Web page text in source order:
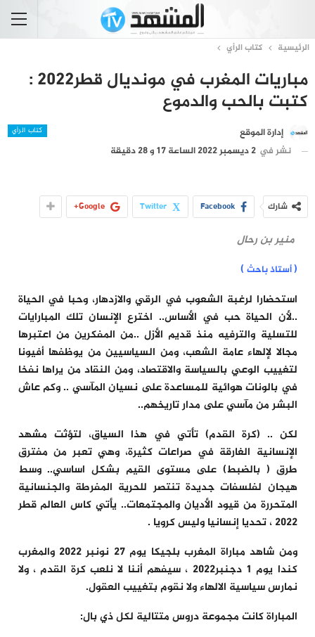
الرئيسية كتاب الرأي
مباريات المغرب في مونديال قطر2022 :
كتبت بالحب والدموع
كتاب الرأي
إدارة الموقع
نشر في 2 ديسمبر 2022 الساعة 17 و 28 دقيقة
شارك Facebook
Twitter
Google+
منير بن رحال
(أستاذ باحث )
استحضارا لرغبة الشعوب في الرقي والازدهار، وحبا في الحياة
..لأن الحياة حب في الأساس.. اخترع الإنسان تلك المبارايات
للتسلية والترفيه منذ قديم الأزل ..من المفكرين من اعتبرها
مجالا لإلهاء عامة الشعب، ومن السياسيين من يوظفها أفيونا
لتغييب الوعي بالسياسة والاقتصاد، ومن النقاد من يراها نفخا
في بالونات هوائية للمساعدة على نسيان المآسي .. وكم عاش
البشر من مآسي على مدار تاريخهم..
لكن .. (كرة القدم) تأتي في هذا السياق، لتؤثت مشهد
الإنسانية الغارقة في صراعات كثيرة، وهي تعبر من مفترق
طرق ( بالضبط) على مستوى القيم بشكل اساسي.. وسط
هيجان لفلسفات جديدة تنتصر للحرية المفرطة والجنسانية
المتحررة من قيود الأديان والمجتمعات.. يأتي كاس العالم قطر
2022 ، تحديا إنسانيا وليس كرويا .
ومن شاهد مباراة المغرب بلجيكا يوم 27 نونبر 2022 والمغرب
كندا يوم 1 دجنبر2022 ، سيفهم أننا لا نلعب كرة القدم ، ولا
نمارس سياسية الالهاء ولا نقوم بتغييب العقول.
المباراة كانت مجموعة دروس متتالية لكل ذي بال: